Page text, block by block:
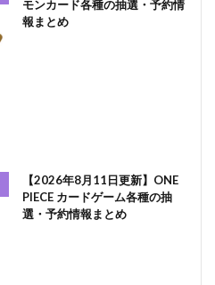
モンカード各種の抽選・予約情
報まとめ
【2026年8月11日更新】ONE
PIECE カードゲーム各種の抽
選・予約情報まとめ